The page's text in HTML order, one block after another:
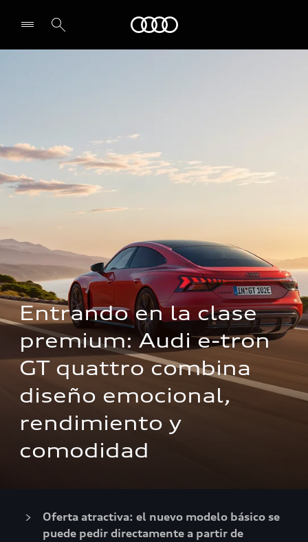
Entrando en la clase
premium: Audi e-tron
GT quattro combina
diseño emocional,
rendimiento y
comodidad
Oferta atractiva: el nuevo modelo básico se
puede pedir directamente a partir de